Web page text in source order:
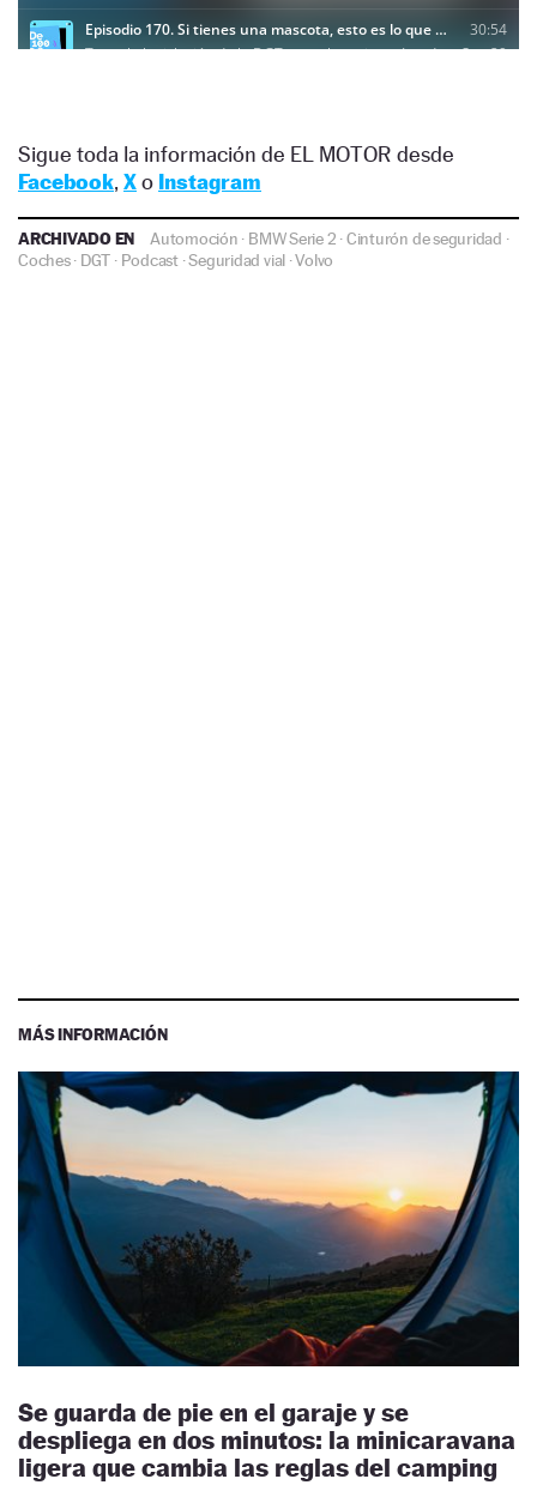
Sigue toda la información de EL MOTOR desde
Facebook, Xo Instagram
ARCHIVADO EN Automoción · BMW Serie 2 ·Cinturón de seguridad ·
Coches· DGT · Podcast·Seguridad vial ·Volvo
MÁS INFORMACIÓN
Se guarda de pie en el garaje y se
despliega en dos minutos: la minicaravana
ligera que cambia las reglas del camping